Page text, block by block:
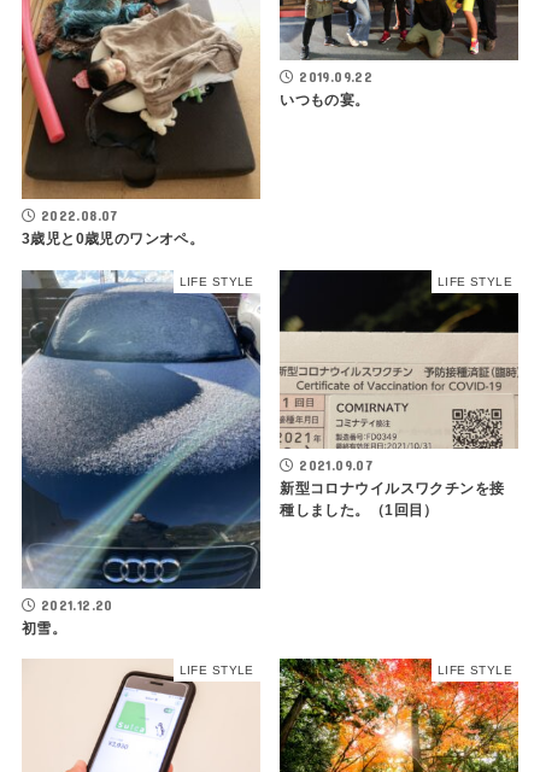
2022.08.07
3歳児と0歳児のワンオペ。
2019.09.22
いつもの宴。
LIFE STYLE
2021.12.20
初雪。
LIFE STYLE
2021.09.07
新型コロナウイルスワクチンを接
種しました。（1回目）
LIFE STYLE LIFE STYLE